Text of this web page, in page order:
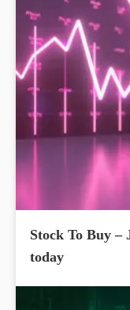
Stock To Buy
today